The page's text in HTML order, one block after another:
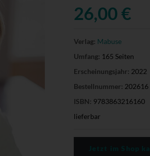
26,00 €
Verlag: Mabuse
Umfang: 165 Seiten
Erscheinungsjahr: 2022
Bestellnummer: 202616
ISBN: 9783863216160
lieferbar